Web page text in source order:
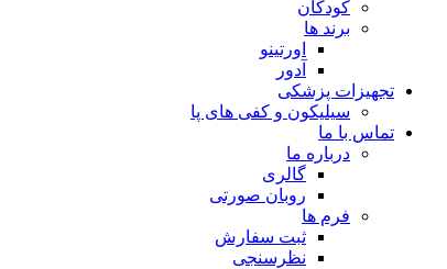
کودکان
برند ها
اورتینو
آدور
تجهیزات پزشکی
سیلیکون و کفی های پا
تماس با ما
درباره ما
گالری
روبان صورتی
فرم ها
ثبت سفارش
نظرسنجی